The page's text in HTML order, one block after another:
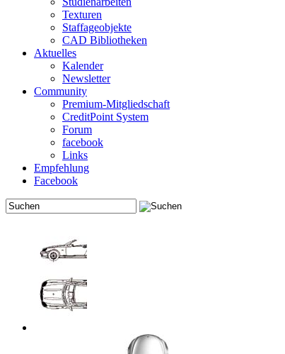
Texturen
Staffageobjekte
CAD Bibliotheken
Aktuelles
Kalender
Newsletter
Community
Premium-Mitgliedschaft
CreditPoint System
Forum
facebook
Links
Empfehlung
Facebook